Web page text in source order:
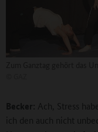
Becker: Ach, Stress
ich den auch nicht